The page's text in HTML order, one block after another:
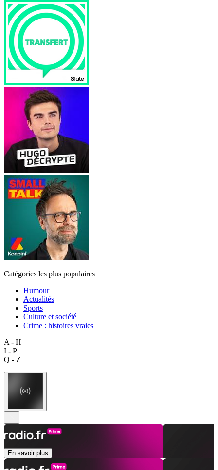
Catégories les plus populaires
Humour
Actualités
Sports
Culture et société
Crime : histoires vraies
A - H
I - P
Q - Z
En savoir plus